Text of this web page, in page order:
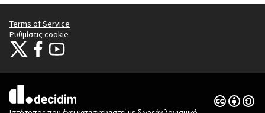
Terms of Service
Ρυθμίσεις cookie
Citizens Participation Portal at X
Ο οργανισμός Citizens Participation Portal στο Facebook
Ο οργανισμός Citizens Participation Portal στο YouTube
(Εξωτερική σύνδεση)
Άδεια
(Εξωτερική